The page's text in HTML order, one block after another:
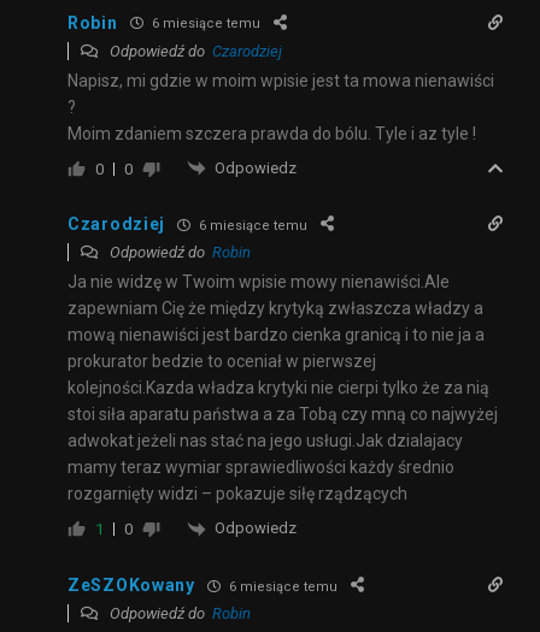
Robin 6 miesiące temu
Odpowiedź do Czarodziej
Napisz, mi gdzie w moim wpisie jest ta mowa nienawiści
?
Moim zdaniem szczera prawda do bólu. Tyle i az tyle !
0 0 Odpowiedz
Czarodziej 6 miesiące temu
Odpowiedź do Robin
Ja nie widzę w Twoim wpisie mowy nienawiści.Ale
zapewniam Cię że między krytyką zwłaszcza władzy a
mową nienawiści jest bardzo cienka granicą i to nie ja a
prokurator bedzie to oceniał w pierwszej
kolejności.Kazda władza krytyki nie cierpi tylko że za nią
stoi siła aparatu państwa a za Tobą czy mną co najwyżej
adwokat jeżeli nas stać na jego usługi.Jak dzialajacy
mamy teraz wymiar sprawiedliwości każdy średnio
rozgarnięty widzi – pokazuje siłę rządzących
1 0 Odpowiedz
ZeSZOKowany 6 miesiące temu
Odpowiedź do Robin